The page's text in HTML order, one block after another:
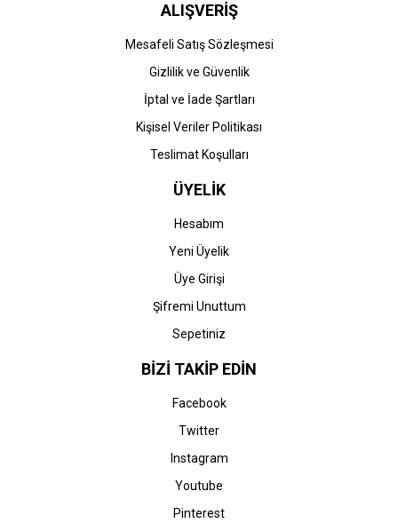
ALIŞVERİŞ
Mesafeli Satış Sözleşmesi
Gizlilik ve Güvenlik
İptal ve İade Şartları
Kişisel Veriler Politikası
Teslimat Koşulları
ÜYELİK
Hesabım
Yeni Üyelik
Üye Girişi
Şifremi Unuttum
Sepetiniz
BİZİ TAKİP EDİN
Facebook
Twitter
Instagram
Youtube
Pinterest